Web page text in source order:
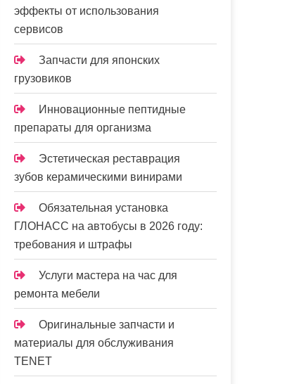
эффекты от использования
сервисов
Запчасти для японских
грузовиков
Инновационные пептидные
препараты для организма
Эстетическая реставрация
зубов керамическими винирами
Обязательная установка
ГЛОНАСС на автобусы в 2026 году:
требования и штрафы
Услуги мастера на час для
ремонта мебели
Оригинальные запчасти и
материалы для обслуживания
TENET